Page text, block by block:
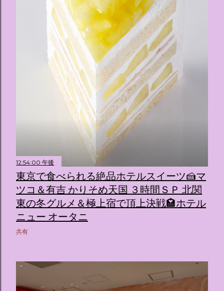
12:54:00 午後
東京で食べられる絶品ホテルスイーツ🍰マ
ツコ＆有吉 かりそめ天国 ３時間ＳＰ 北関
東の冬グルメ＆極上宿で頂上決戦🏩ホテル
ニュー オータニ
共有